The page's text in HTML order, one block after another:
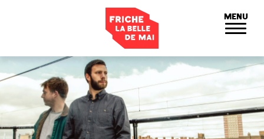
MENU
Panneau de gestion des cookies